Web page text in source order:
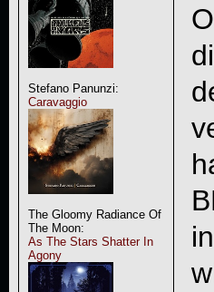
Stefano Panunzi:
Caravaggio
The Gloomy Radiance Of
The Moon:
As The Stars Shatter In
Agony